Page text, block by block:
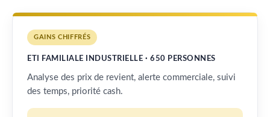
GAINS CHIFFRÉS
ETI FAMILIALE INDUSTRIELLE · 650 PERSONNES
Analyse des prix de revient, alerte commerciale, suivi
des temps, priorité cash.